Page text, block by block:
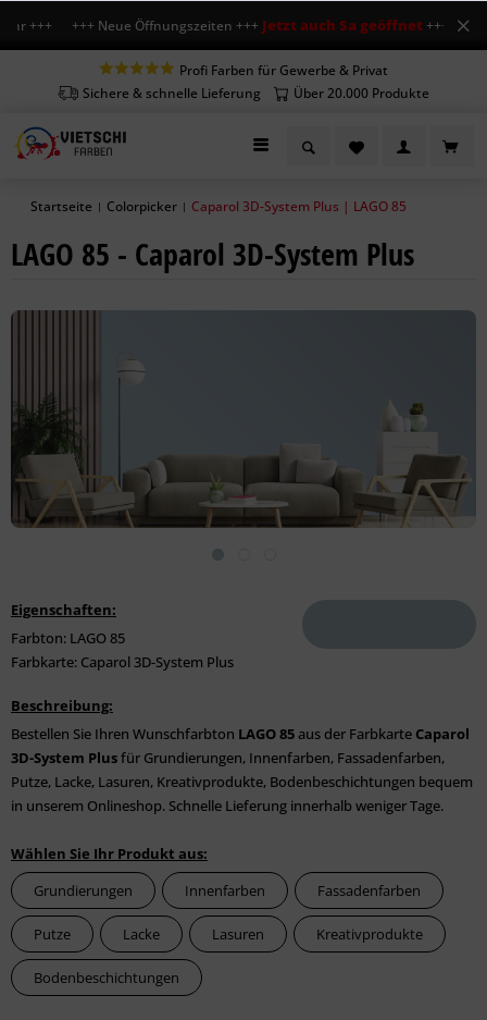
+++ +++ Neue Öffnungszeiten +++Jetzt auch Sa geöffnet+++ Mo-Fr 7-
Profi Farben für Gewerbe & Privat
Sichere & schnelle Lieferung
Über 20.000 Produkte
Startseite | Colorpicker | Caparol 3D-System Plus | LAGO 85
LAGO 85 - Caparol 3D-System Plus
Eigenschaften:
Farbton: LAGO 85
Farbkarte: Caparol 3D-System Plus
Beschreibung:
Bestellen Sie Ihren Wunschfarbton LAGO 85aus der Farbkarte Caparol
3D-System Plusfür Grundierungen, Innenfarben, Fassadenfarben,
Putze, Lacke, Lasuren, Kreativprodukte, Bodenbeschichtungen bequem
in unserem Onlineshop. Schnelle Lieferung innerhalb weniger Tage.
Wählen Sie Ihr Produkt aus:
Grundierungen
Innenfarben Fassadenfarben
Putze Lacke Lasuren Kreativprodukte
Bodenbeschichtungen